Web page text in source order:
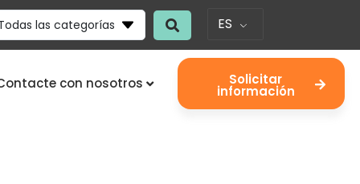
las categorías ES
con nosotros Solicitar
información